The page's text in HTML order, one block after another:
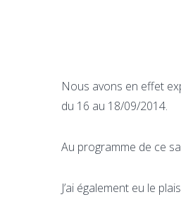
Nous avons en effet
du 16 au 18/09/2014.
Au programme de ce
J’ai également eu le